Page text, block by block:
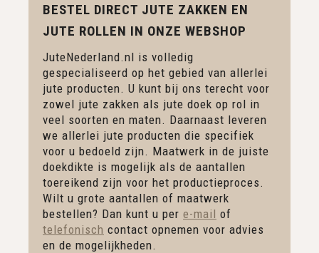
BESTEL DIRECT JUTE ZAKKEN EN
JUTE ROLLEN IN ONZE WEBSHOP
JuteNederland.nl is volledig
gespecialiseerd op het gebied van allerlei
jute producten. U kunt bij ons terecht voor
zowel jute zakken als jute doek op rol in
veel soorten en maten. Daarnaast leveren
we allerlei jute producten die specifiek
voor u bedoeld zijn. Maatwerk in de juiste
doekdikte is mogelijk als de aantallen
toereikend zijn voor het productieproces.
Wilt u grote aantallen of maatwerk
bestellen? Dan kunt u per e-mail of
telefonisch contact opnemen voor advies
en de mogelijkheden.